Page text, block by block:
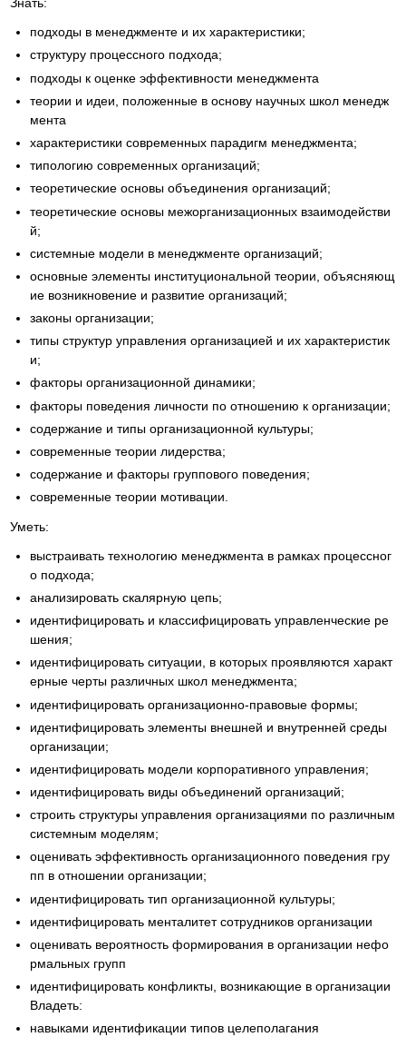
подходы в менеджменте и их характеристики;
структуру процессного подхода;
подходы к оценке эффективности менеджмента
теории и идеи, положенные в основу научных школ менедж
мента
характеристики современных парадигм менеджмента;
типологию современных организаций;
теоретические основы объединения организаций;
теоретические основы межорганизационных взаимодействи
й;
системные модели в менеджменте организаций;
основные элементы институциональной теории, объясняющ
ие возникновение и развитие организаций;
законы организации;
типы структур управления организацией и их характеристик
и;
факторы организационной динамики;
факторы поведения личности по отношению к организации;
содержание и типы организационной культуры;
современные теории лидерства;
содержание и факторы группового поведения;
современные теории мотивации.
Уметь:
выстраивать технологию менеджмента в рамках процессног
о подхода;
анализировать скалярную цепь;
идентифицировать и классифицировать управленческие ре
шения;
идентифицировать ситуации, в которых проявляются характ
ерные черты различных школ менеджмента;
идентифицировать организационно-правовые формы;
идентифицировать элементы внешней и внутренней среды
организации;
идентифицировать модели корпоративного управления;
идентифицировать виды объединений организаций;
строить структуры управления организациями по различным
системным моделям;
оценивать эффективность организационного поведения гру
пп в отношении организации;
идентифицировать тип организационной культуры;
идентифицировать менталитет сотрудников организации
оценивать вероятность формирования в организации нефо
рмальных групп
идентифицировать конфликты, возникающие в организации
Владеть:
навыками идентификации типов целеполагания